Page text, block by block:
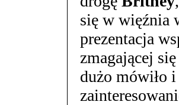
się w więźnia
prezentacja
zmagającej
dużo mówiło